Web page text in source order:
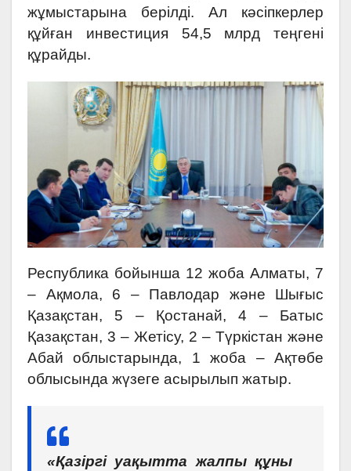
жұмыстарына берілді. Ал кәсіпкерлер
құйған инвестиция 54,5 млрд теңгені
құрайды.
Республика бойынша 12 жоба Алматы, 7
– Ақмола, 6 – Павлодар және Шығыс
Қазақстан, 5 – Қостанай, 4 – Батыс
Қазақстан, 3 – Жетісу, 2 – Түркістан және
Абай облыстарында, 1 жоба – Ақтөбе
облысында жүзеге асырылып жатыр.
«Қазіргі уақытта жалпы құны